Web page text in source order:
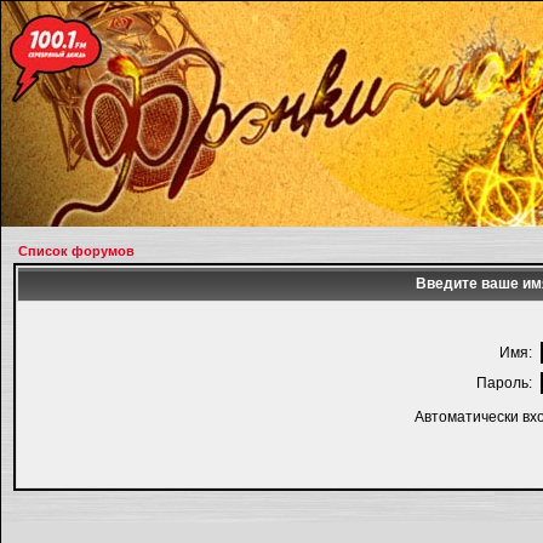
Список форумов
Введите ваше
Имя:
Пароль:
Автоматически